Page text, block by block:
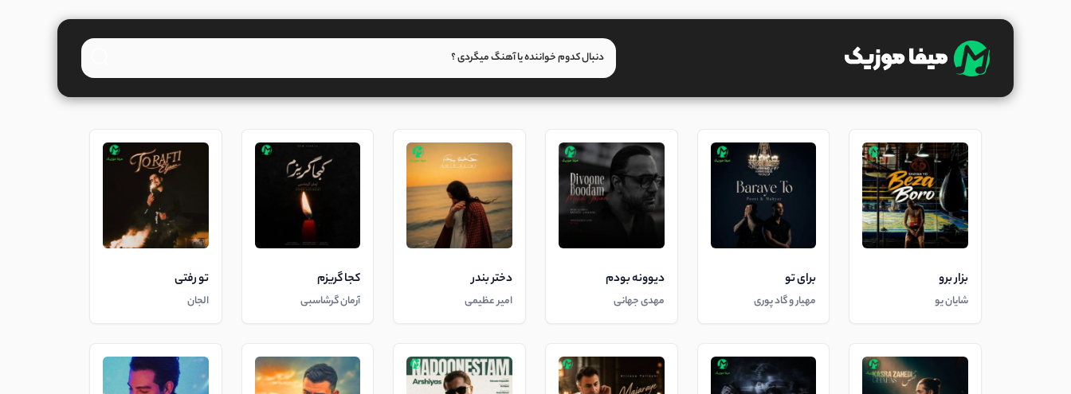
بزار برو
شایان یو
برای تو
مهیار و گاد پوری
دیوونه بودم
مهدی جهانی
دختر بندر
امیر عظیمی
کجا گریزم
آرمان گرشاسبی
تو رفتی
الجان